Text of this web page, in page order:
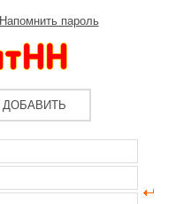
Напомнить пароль
ДОБАВИТЬ